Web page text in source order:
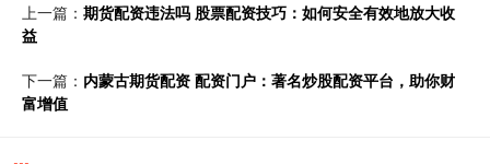
上一篇： 期货配资违法吗 股票配资技巧：如何安全有效地放大收
益
下一篇： 内蒙古期货配资 配资门户：著名炒股配资平台，助你财
富增值